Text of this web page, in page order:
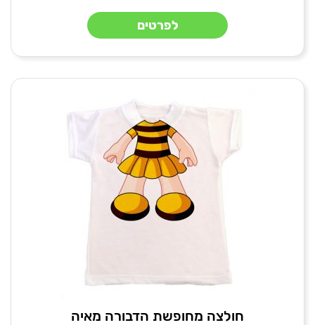
לפרטים
חולצה מחופשת הדבורה מאיה